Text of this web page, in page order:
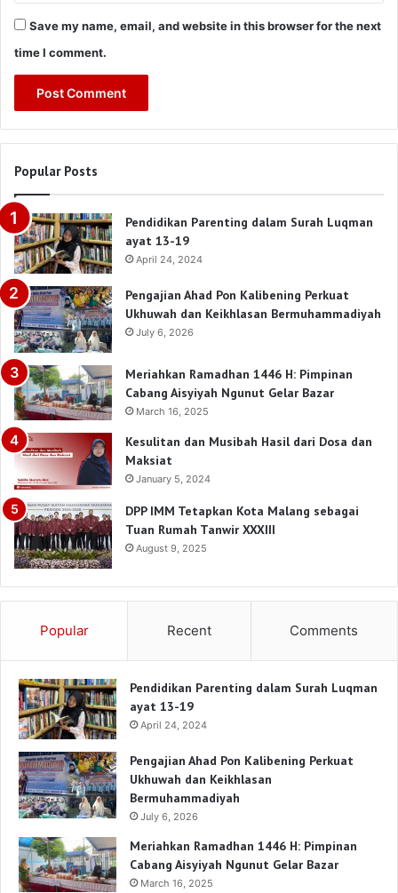
Save my name, email, and website in this browser for the next
time I comment.
Popular Posts
Pendidikan Parenting dalam Surah Luqman
ayat 13-19
April 24, 2024
Pengajian Ahad Pon Kalibening Perkuat
Ukhuwah dan Keikhlasan Bermuhammadiyah
July 6, 2026
Meriahkan Ramadhan 1446 H: Pimpinan
Cabang Aisyiyah Ngunut Gelar Bazar
March 16, 2025
Kesulitan dan Musibah Hasil dari Dosa dan
Maksiat
January 5, 2024
DPP IMM Tetapkan Kota Malang sebagai
Tuan Rumah Tanwir XXXIII
August 9, 2025
Popular Recent Comments
Pendidikan Parenting dalam Surah Luqman
ayat 13-19
April 24, 2024
Pengajian Ahad Pon Kalibening Perkuat
Ukhuwah dan Keikhlasan
Bermuhammadiyah
July 6, 2026
Meriahkan Ramadhan 1446 H: Pimpinan
Cabang Aisyiyah Ngunut Gelar Bazar
March 16, 2025